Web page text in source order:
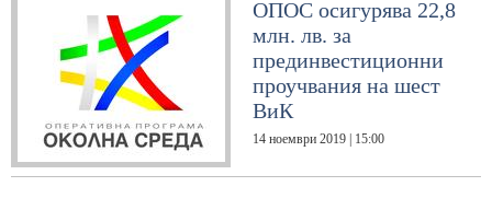
ОПОС осигурява 22,8
млн. лв. за
прединвестиционни
проучвания на шест
ВиК
14 ноември 2019 | 15:00